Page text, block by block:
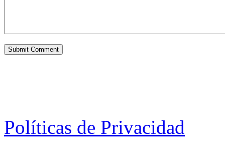
Políticas de Privacidad